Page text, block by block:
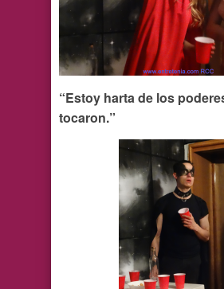
“Estoy harta de los
tocaron.”